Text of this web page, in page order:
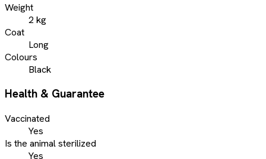
Weight
2 kg
Coat
Long
Colours
Black
Health & Guarantee
Vaccinated
Yes
Is the animal sterilized
Yes